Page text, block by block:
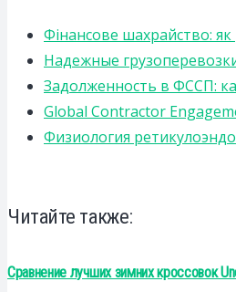
Фінансове шахрайство:
Надежные
Задолженность в ФССП:
Global Contractor
Физиология
Читайте также:
Сравнение лучших зимних кроссовок